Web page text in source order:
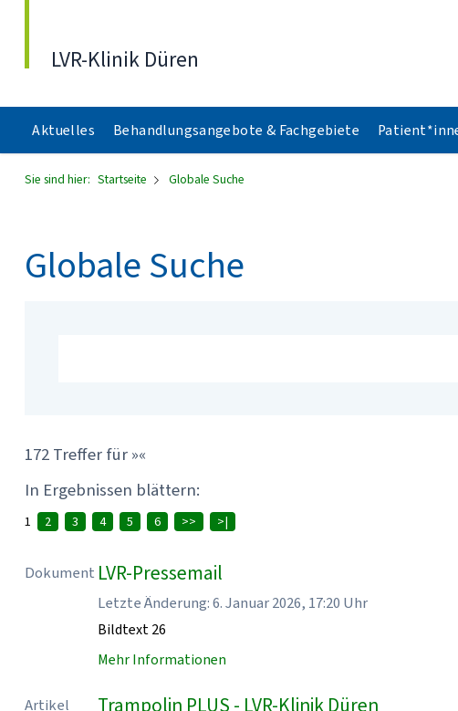
LVR-Klinik Düren
Aktuelles Behandlungsangebote & Fachgebiete
Sie sind hier: Startseite Globale Suche
Globale Suche
172 Treffer für »«
In Ergebnissen blättern:
1 2 3 4 5 6 >> >|
Dokument LVR-Pressemail
Letzte Änderung: 6. Januar 2026, 17:20 Uhr
Bildtext 26
Mehr Informationen
Artikel Trampolin PLUS - LVR-Klinik Düren